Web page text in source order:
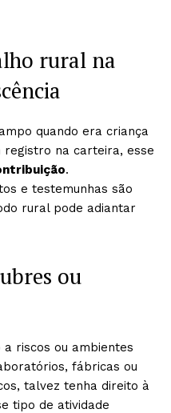
rural na
quando era criança
registro na carteira, esse
.
e testemunhas são
rural pode adiantar
ou
riscos ou ambientes
fábricas ou
talvez tenha direito à
tipo de atividade